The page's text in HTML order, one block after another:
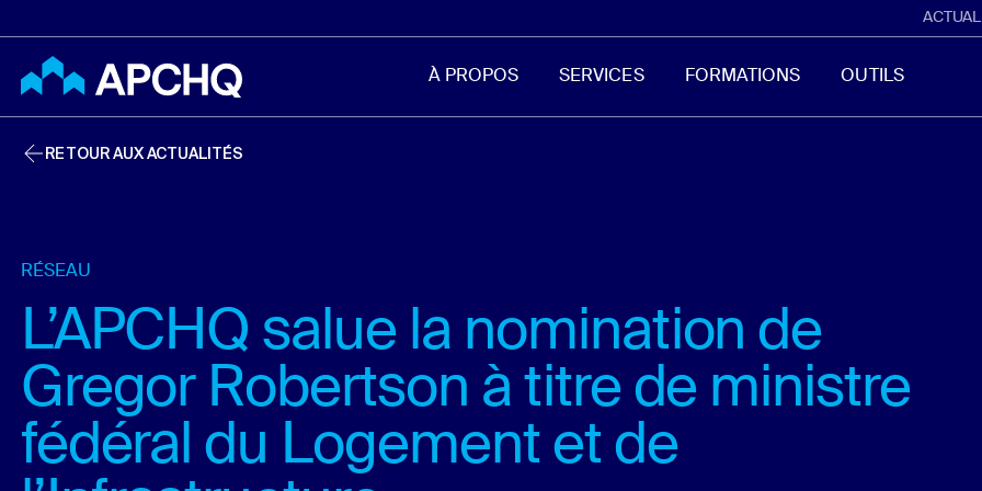
À PROPOS SERVICES FORMATIONS OUTILS
RETOUR AUX ACTUALITÉS
RÉSEAU
L’APCHQ salue la nomination de
Gregor Robertson à titre de ministre
fédéral du Logement et de